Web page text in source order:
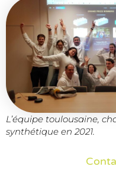
L’équipe toulousaine,
synthétique en 2021.